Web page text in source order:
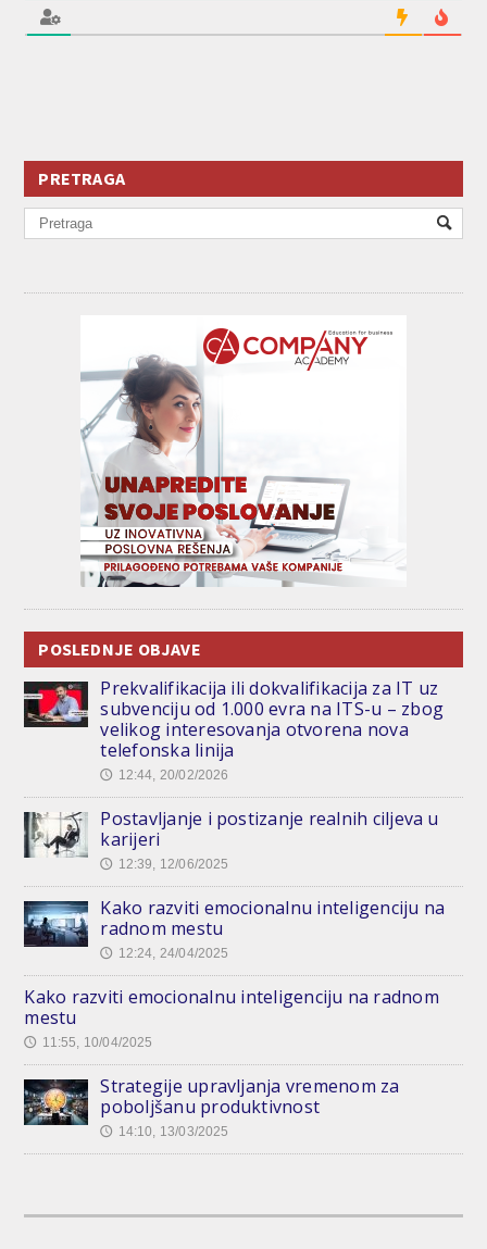
PRETRAGA
POSLEDNJE OBJAVE
Prekvalifikacija ili dokvalifikacija za IT uz
subvenciju od 1.000 evra na ITS-u – zbog
velikog interesovanja otvorena nova
telefonska linija
🕔 12:44, 20/02/2026
Postavljanje i postizanje realnih ciljeva u
karijeri
🕔 12:39, 12/06/2025
Kako razviti emocionalnu inteligenciju na
radnom mestu
🕔 12:24, 24/04/2025
Kako razviti emocionalnu inteligenciju na radnom
mestu
🕔 11:55, 10/04/2025
Strategije upravljanja vremenom za
poboljšanu produktivnost
🕔 14:10, 13/03/2025